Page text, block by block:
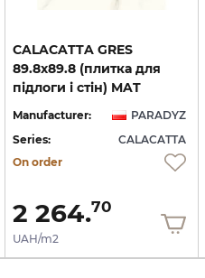
CALACATTA GRES
89.8х89.8 (плитка для
підлоги і стін) MAT
Manufacturer:
PARADYZ
Series:
CALACATTA
On order
2 264.70
UAH/m2